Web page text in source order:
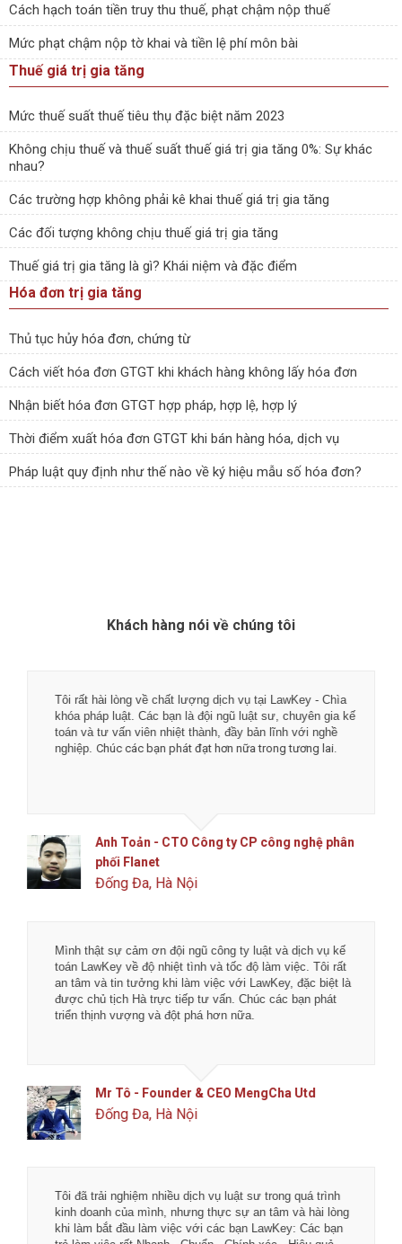
Cách hạch toán tiền truy thu thuế, phạt chậm nộp thuế
Mức phạt chậm nộp tờ khai và tiền lệ phí môn bài
Thuế giá trị gia tăng
Mức thuế suất thuế tiêu thụ đặc biệt năm 2023
Không chịu thuế và thuế suất thuế giá trị gia tăng 0%: Sự khác
nhau?
Các trường hợp không phải kê khai thuế giá trị gia tăng
Các đối tượng không chịu thuế giá trị gia tăng
Thuế giá trị gia tăng là gì? Khái niệm và đặc điểm
Hóa đơn trị gia tăng
Thủ tục hủy hóa đơn, chứng từ
Cách viết hóa đơn GTGT khi khách hàng không lấy hóa đơn
Nhận biết hóa đơn GTGT hợp pháp, hợp lệ, hợp lý
Thời điểm xuất hóa đơn GTGT khi bán hàng hóa, dịch vụ
Pháp luật quy định như thế nào về ký hiệu mẫu số hóa đơn?
Khách hàng nói về chúng tôi
Tôi rất hài lòng về chất lượng dịch vụ tại LawKey - Chìa
khóa pháp luật. Các bạn là đội ngũ luật sư, chuyên gia kế
toán và tư vấn viên nhiệt thành, đầy bản lĩnh với nghề
nghiệp.Chúc các bạn phát đạt hơn nữa trong tương lai.
Anh Toản - CTO Công ty CP công nghệ phân
phối Flanet
Đống Đa, Hà Nội
Mình thật sự cảm ơn đội ngũ công ty luật và dịch vụ kế
toán LawKey về độ nhiệt tình và tốc độ làm việc. Tôi rất
an tâm và tin tưởng khi làm việc với LawKey, đặc biệt là
được chủ tịch Hà trực tiếp tư vấn. Chúc các bạn phát
triển thịnh vượng và đột phá hơn nữa.
Mr Tô - Founder & CEO MengCha Utd
Đống Đa, Hà Nội
Tôi đã trải nghiệm nhiều dịch vụ luật sư trong quá trình
kinh doanh của mình, nhưng thực sự an tâm và hài lòng
khi làm bắt đầu làm việc với các bạn LawKey: Các bạn